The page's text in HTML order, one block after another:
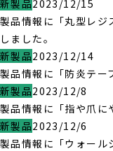
新製品2023/12/15
製品情報に「丸型レジ
しました。
新製品2023/12/14
製品情報に「防炎テ
新製品2023/12/8
製品情報に「指や爪に
新製品2023/12/6
製品情報に「ウォール